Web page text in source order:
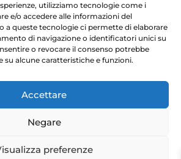
utilizziamo tecnologie come i
e/o accedere alle informazioni del
a queste tecnologie ci permette di elaborare
di navigazione o identificatori unici su
o revocare il consenso potrebbe
alcune caratteristiche e funzioni.
Accettare
Negare
preferenze
della piattaforma
| AIRMASTERS TECHNOLOGY SL